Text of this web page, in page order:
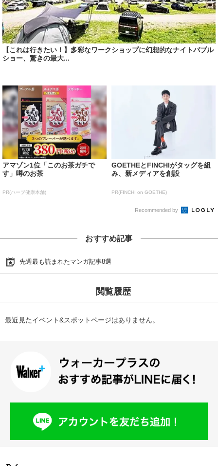
【これは行きたい！】多彩なワークショップに幻想的なナイトバブル
ショー、驚きの最大...
アマゾン1位「このお茶ガチで
す」噂のお茶
PR(ハーブ健康本舗)
GOETHEとFINCHIがタッグを組
み、新メディアを創設
PR(FINCHI on GOETHE)
Recommended by
おすすめ記事
先週最も読まれたマンガ記事8選
閲覧履歴
最近見たイベント&スポットページはありません。